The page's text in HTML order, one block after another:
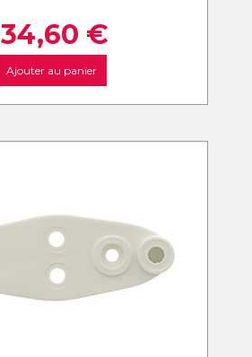
34,60 €
Ajouter au panier